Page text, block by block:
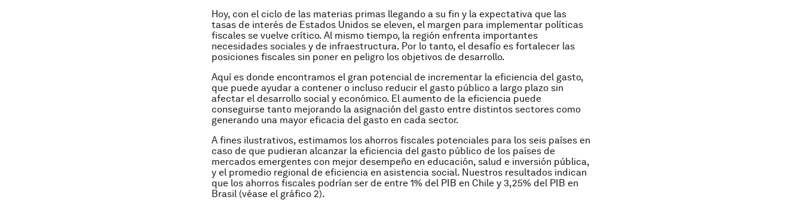
Hoy, con el ciclo de las materias primas llegando a su fin y la expectativa que las
tasas de interés de Estados Unidos se eleven, el margen para implementar políticas
fiscales se vuelve crítico. Al mismo tiempo, la región enfrenta importantes
necesidades sociales y de infraestructura. Por lo tanto, el desafío es fortalecer las
posiciones fiscales sin poner en peligro los objetivos de desarrollo.
Aquí es donde encontramos el gran potencial de incrementar la eficiencia del gasto,
que puede ayudar a contener o incluso reducir el gasto público a largo plazo sin
afectar el desarrollo social y económico. El aumento de la eficiencia puede
conseguirse tanto mejorando la asignación del gasto entre distintos sectores como
generando una mayor eficacia del gasto en cada sector.
A fines ilustrativos, estimamos los ahorros fiscales potenciales para los seis países en
caso de que pudieran alcanzar la eficiencia del gasto público de los países de
mercados emergentes con mejor desempeño en educación, salud e inversión pública,
y el promedio regional de eficiencia en asistencia social. Nuestros resultados indican
que los ahorros fiscales podrían ser de entre 1% del PIB en Chile y 3,25% del PIB en
Brasil (véase el gráfico 2).